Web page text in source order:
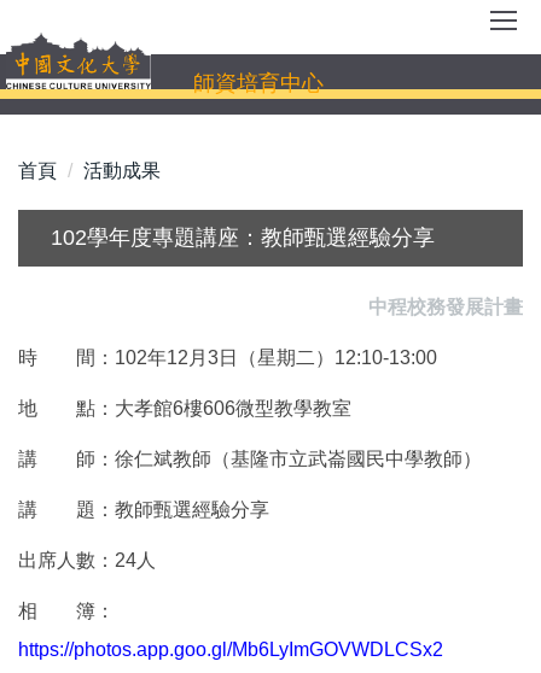
到
主
要
容
師資培育中心
首頁 活動成果
102學年度專題講座：教師甄選經驗分享
中程校務發展計畫
時 間：102年12月3日（星期二）12:10-13:00
地 點：大孝館6樓606微型教學教室
講 師：徐仁斌教師（基隆市立武崙國民中學教師）
講 題：教師甄選經驗分享
出席人數：24人
相 簿：
https://photos.app.goo.gl/Mb6LyImGOVWDLCSx2